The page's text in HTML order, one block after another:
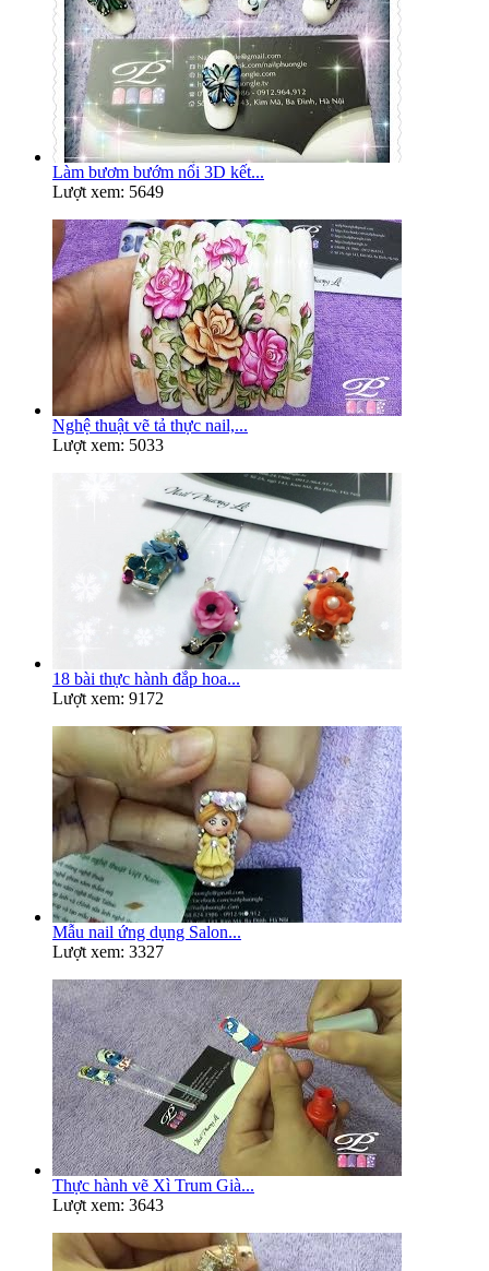
Làm bươm bướm nổi 3D kết...
Lượt xem: 5649
Nghệ thuật vẽ tả thực nail,...
Lượt xem: 5033
18 bài thực hành đắp hoa...
Lượt xem: 9172
Mẫu nail ứng dụng Salon...
Lượt xem: 3327
Thực hành vẽ Xì Trum Già...
Lượt xem: 3643